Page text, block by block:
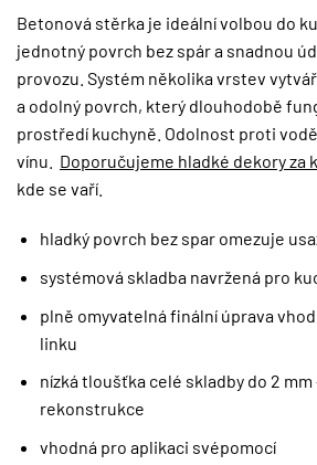
Betonová stěrka je ideální volbou do
jednotný povrch bez spár a snadnou
provozu. Systém několika vrstev
a odolný povrch, který dlouhodobě
prostředí kuchyně. Odolnost proti
vínu. Doporučujeme hladké dekory za
kde se vaří.
hladký povrch bez spar omezuje
systémová skladba navržená pro
plně omyvatelná finální úprava
linku
nízká tloušťka celé skladby do 2 mm
rekonstrukce
vhodná pro aplikaci svépomocí